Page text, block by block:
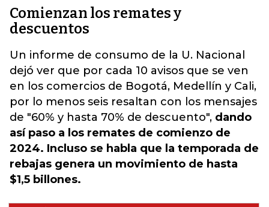
Comienzan los remates y
descuentos
Un informe de consumo de la U. Nacional
dejó ver que por cada 10 avisos que se ven
en los comercios de Bogotá, Medellín y Cali,
por lo menos seis resaltan con los mensajes
de "60% y hasta 70% de descuento", dando
así paso a los remates de comienzo de
2024. Incluso se habla que la temporada de
rebajas genera un movimiento de hasta
$1,5 billones.